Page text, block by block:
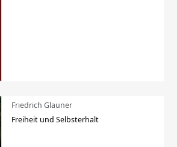
Friedrich Glauner
Freiheit und Selbsterhalt